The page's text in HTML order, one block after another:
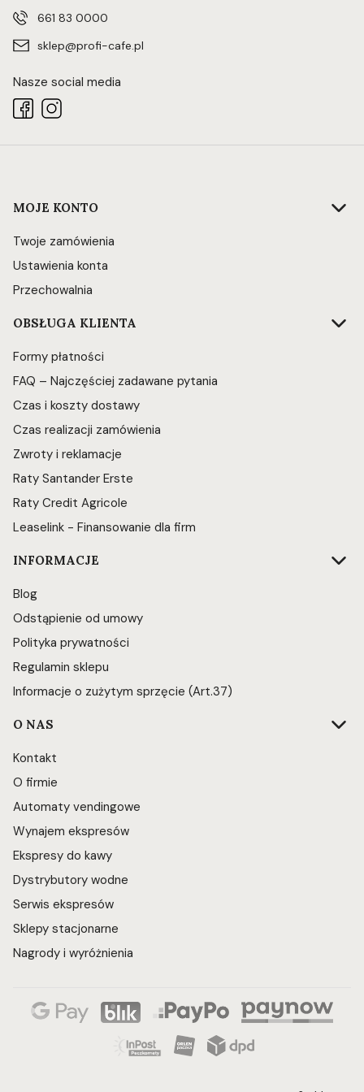
661 83 0000
sklep@profi-cafe.pl
Nasze social media
Linki w stopce
MOJE KONTO
Twoje zamówienia
Ustawienia konta
Przechowalnia
OBSŁUGA KLIENTA
Formy płatności
FAQ – Najczęściej zadawane pytania
Czas i koszty dostawy
Czas realizacji zamówienia
Zwroty i reklamacje
Raty Santander Erste
Raty Credit Agricole
Leaselink - Finansowanie dla firm
INFORMACJE
Blog
Odstąpienie od umowy
Polityka prywatności
Regulamin sklepu
Informacje o zużytym sprzęcie (Art.37)
O NAS
Kontakt
O firmie
Automaty vendingowe
Wynajem ekspresów
Ekspresy do kawy
Dystrybutory wodne
Serwis ekspresów
Sklepy stacjonarne
Nagrody i wyróżnienia